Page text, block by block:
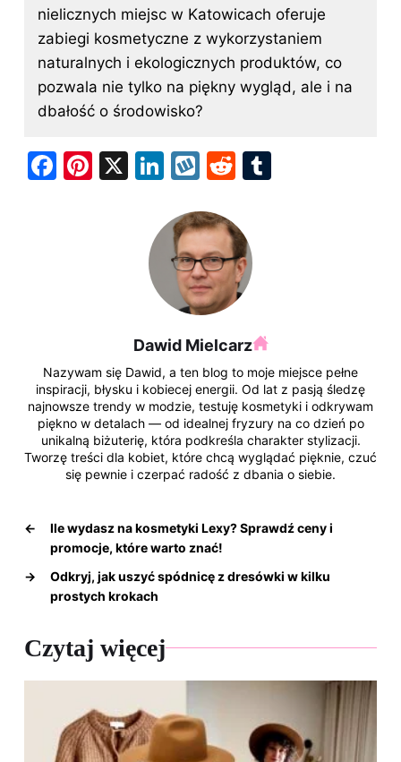
nielicznych miejsc w Katowicach oferuje
zabiegi kosmetyczne z wykorzystaniem
naturalnych i ekologicznych produktów, co
pozwala nie tylko na piękny wygląd, ale i na
dbałość o środowisko?
F
k
Pi X
Li
k
e
dI
n
W
k
o
p
R
d
di
t
Dawid Mielcarz
Nazywam się Dawid, a ten blog to moje miejsce pełne
inspiracji, błysku i kobiecej energii. Od lat z pasją śledzę
najnowsze trendy w modzie, testuję kosmetyki i odkrywam
piękno w detalach — od idealnej fryzury na co dzień po
unikalną biżuterię, która podkreśla charakter stylizacji.
Tworzę treści dla kobiet, które chcą wyglądać pięknie, czuć
się pewnie i czerpać radość z dbania o siebie.
←
Ile wydasz na kosmetyki Lexy? Sprawdź ceny i
promocje, które warto znać!
→
Odkryj, jak uszyć spódnicę z dresówki w kilku
prostych krokach
Czytaj więcej